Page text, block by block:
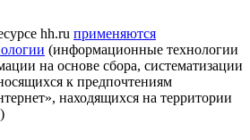
hh.ru применяются
(информационные технологии
на основе сбора, систематизации
к предпочтениям
находящихся на территории